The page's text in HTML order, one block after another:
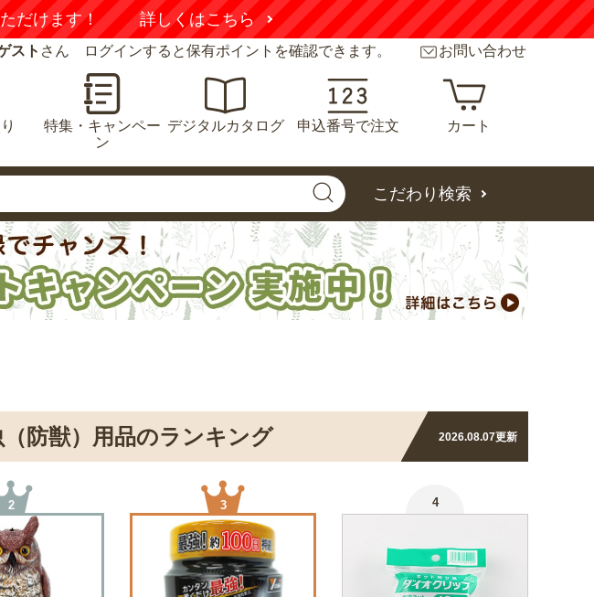
だけます！ 詳しくはこちら
スト さん ログインすると保有ポイントを確認できます。 お問い合わせ
特集・キャンペー
ン
デジタルカタログ 申込番号で注文 カート
こだわり検索
（防獣）用品のランキング 2026.08.07更新
2 3 4